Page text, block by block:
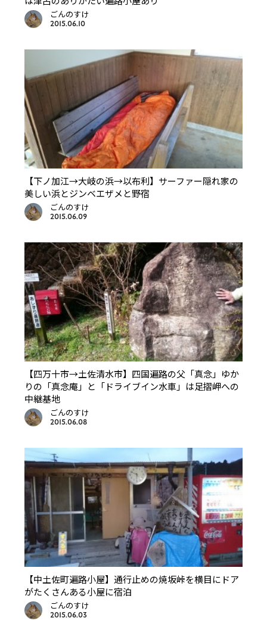
ごんのすけ
2015.06.10
【下ノ加江→大岐の浜→以布利】サーファー隠れ家の
美しい浜とジンベエザメと野宿
ごんのすけ
2015.06.09
【四万十市→土佐清水市】四国遍路の父「真念」ゆか
りの「真念庵」と「ドライブイン水車」は足摺岬への
中継基地
ごんのすけ
2015.06.08
【中土佐町遍路小屋】通行止めの焼坂峠を横目にドア
がたくさんある小屋に宿泊
ごんのすけ
2015.06.03